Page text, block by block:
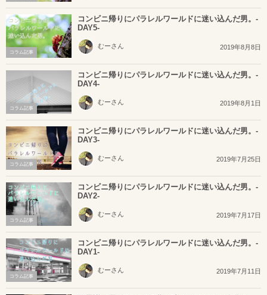
コラム記事
コンビニ帰りにパラレルワールドに迷い込んだ男。-
DAY5-
むーさん 2019年8月8日
コラム記事
コンビニ帰りにパラレルワールドに迷い込んだ男。-
DAY4-
むーさん 2019年8月1日
コラム記事
コンビニ帰りにパラレルワールドに迷い込んだ男。-
DAY3-
むーさん 2019年7月25日
コラム記事
コンビニ帰りにパラレルワールドに迷い込んだ男。-
DAY2-
むーさん 2019年7月17日
コラム記事
コンビニ帰りにパラレルワールドに迷い込んだ男。-
DAY1-
むーさん 2019年7月11日